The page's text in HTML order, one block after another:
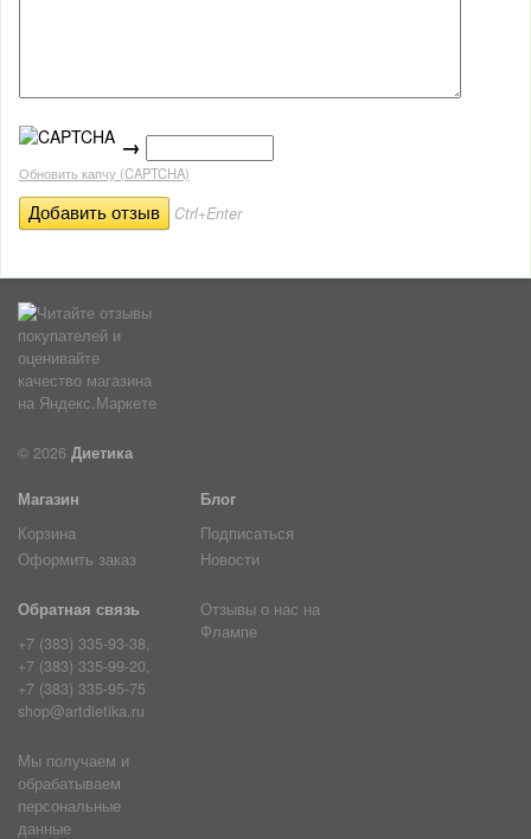
→
Обновить капчу (CAPTCHA)
Ctrl+Enter
© 2026 Диетика
Магазин
Корзина
Оформить заказ
Блог
Подписаться
Новости
Обратная связь
+7 (383) 335-93-38,
+7 (383) 335-99-20,
+7 (383) 335-95-75
shop@artdietika.ru
Отзывы о нас на
Флампе
Мы получаем и
обрабатываем
персональные
данные